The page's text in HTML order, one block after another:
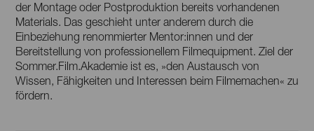
der Montage oder Postproduktion bereits vorhandenen
Materials. Das geschieht unter anderem durch die
Einbeziehung renommierter Mentor:innen und der
Bereitstellung von professionellem Filmequipment. Ziel der
Sommer.Film.Akademie ist es, »den Austausch von
Wissen, Fähigkeiten und Interessen beim Filmemachen« zu
fördern.